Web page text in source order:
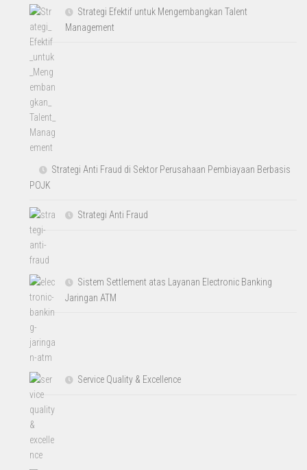
Strategi Efektif untuk Mengembangkan Talent
Management
Strategi Anti Fraud di Sektor Perusahaan Pembiayaan Berbasis
POJK
Strategi Anti Fraud
Sistem Settlement atas Layanan Electronic Banking
Jaringan ATM
Service Quality & Excellence